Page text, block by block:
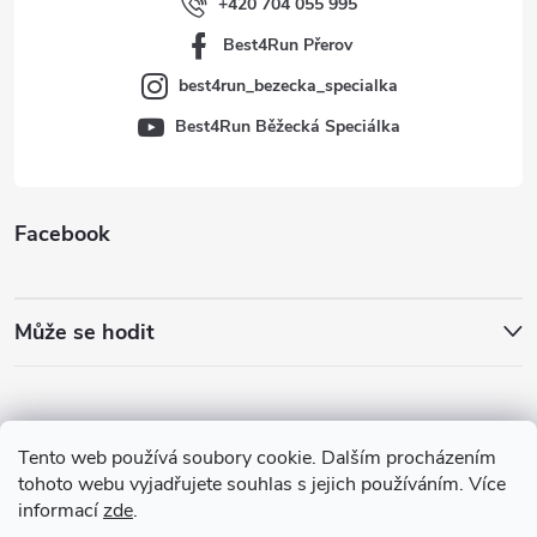
Tento web používá soubory cookie. Dalším procházením
tohoto webu vyjadřujete souhlas s jejich používáním. Více
informacízde.
Facebook
Může se hodit
Best4Run Přerov
best4run_bezecka_specialka
Best4Run Běžecká Speciálka